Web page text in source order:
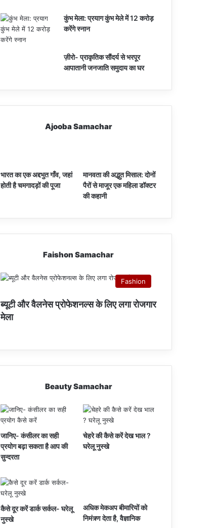
कुंभ मेला: प्रयाग कुंभ मेले में 12 करोड़
करेंगे स्नान
ज़ीरो- प्राकृतिक सौंदर्य से भरपूर
आपातानी जनजाति समुदाय का घर
Ajooba Samachar
भारत का एक अद्दभुत गाँव, जहां
होती है चमगादड़ों की पूजा
मानवता की अद्भुत मिसाल: दोनों
पैरों से माजूर एक महिला डॉक्टर
की कहानी
Faishon Samachar
Fashion
ब्यूटी और वैलनेस प्रोफेशनल्स के लिए लगा रोजगार
मेला
Beauty Samachar
जानिए- कंसीलर का सही
प्रयोग बढ़ा सकता है आप की
सुन्दरता
चेहरे की कैसे करें देख भाल ?
घरेलू नुस्खे
कैसे दूर करें डार्क सर्कल- घरेलू
नुस्खे
अधिक मेकअप बीमारियों को
निमंत्र्ण देता है, वैज्ञानिक